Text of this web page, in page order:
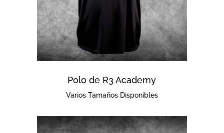
Polo de R3 Academy
Varios Tamaños Disponibles